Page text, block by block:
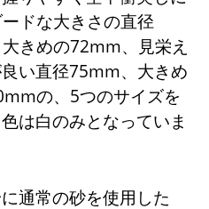
ドな大きさの直径
きめの72mm、見栄え
い直径75mm、大きめ
の、5つのサイズを
は白のみとなっていま
通常の砂を使用した